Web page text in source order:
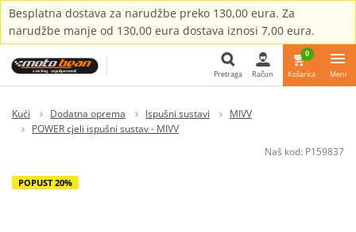
Besplatna dostava za narudžbe preko 130,00 eura. Za
narudžbe manje od 130,00 eura dostava iznosi 7,00 eura.
Pretraga Račun
0
Košarica Meni
Kući Dodatna oprema Ispušni sustavi
MIVV
POWER cjeli ispušni sustav - MIVV
Naš kod: P159837
POPUST 20%